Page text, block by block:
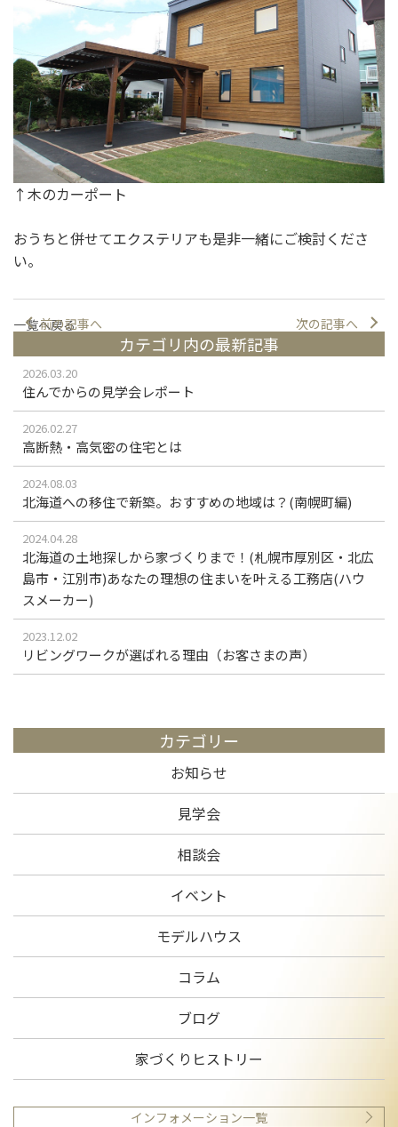
↑木のカーポート
おうちと併せてエクステリアも是非一緒にご検討くださ
い。
前の記事へ 次の記事へ
一覧へ戻る
カテゴリ内の最新記事
2026.03.20
住んでからの見学会レポート
2026.02.27
高断熱・高気密の住宅とは
2024.08.03
北海道への移住で新築。おすすめの地域は？(南幌町編)
2024.04.28
北海道の土地探しから家づくりまで！(札幌市厚別区・北広
島市・江別市)あなたの理想の住まいを叶える工務店(ハウ
スメーカー)
2023.12.02
リビングワークが選ばれる理由（お客さまの声）
カテゴリー
お知らせ
見学会
相談会
イベント
モデルハウス
コラム
ブログ
家づくりヒストリー
インフォメーション一覧